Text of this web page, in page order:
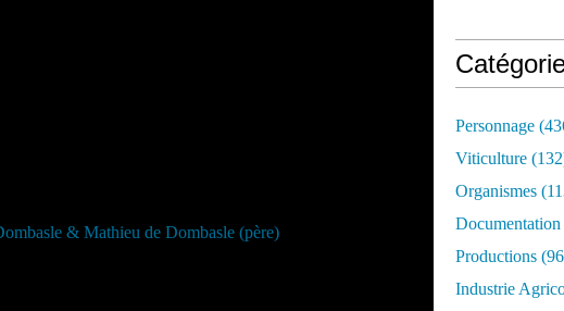
Personnage
Viticulture
Organismes
Documentation
Productions
Industrie